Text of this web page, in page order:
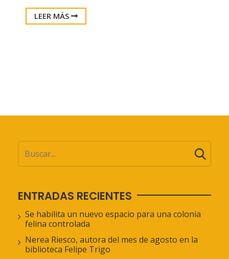
LEER MÁS
ENTRADAS RECIENTES
Se habilita un nuevo espacio para una colonia
felina controlada
Nerea Riesco, autora del mes de agosto en la
biblioteca Felipe Trigo